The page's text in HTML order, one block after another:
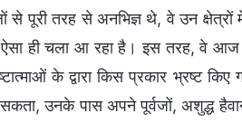
से पूरी तरह से अनभिज्ञ थे, वे उन
ऐसा ही चला आ रहा है। इस तरह, वे
के द्वारा किस प्रकार भ्रष्ट
उनके पास अपने पूर्वजों, अशुद्ध